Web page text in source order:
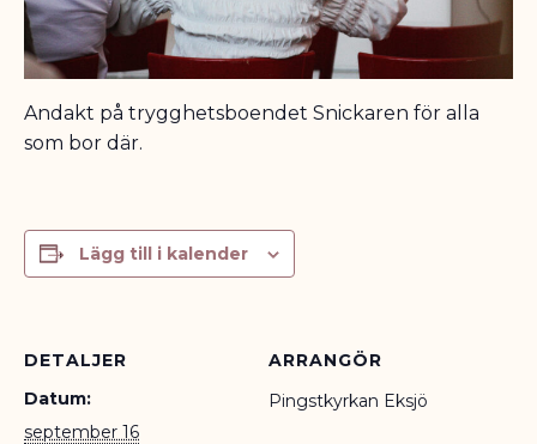
Andakt på trygghetsboendet Snickaren för alla
som bor där.
Lägg till i kalender
DETALJER
Datum:
september 16
ARRANGÖR
Pingstkyrkan Eksjö